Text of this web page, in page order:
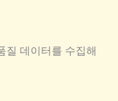
질 데이터를 수집해